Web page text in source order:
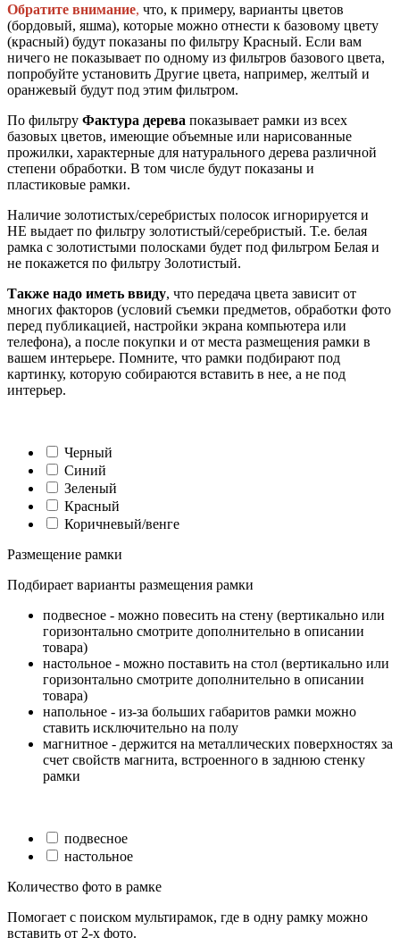
Обратите внимание, что, к примеру, варианты цветов
(бордовый, яшма), которые можно отнести к базовому цвету
(красный) будут показаны по фильтру Красный. Если вам
ничего не показывает по одному из фильтров базового цвета,
попробуйте установить Другие цвета, например, желтый и
оранжевый будут под этим фильтром.
По фильтру Фактура дерева показывает рамки из всех
базовых цветов, имеющие объемные или нарисованные
прожилки, характерные для натурального дерева различной
степени обработки. В том числе будут показаны и
пластиковые рамки.
Наличие золотистых/серебристых полосок игнорируется и
НЕ выдает по фильтру золотистый/серебристый. Т.е. белая
рамка с золотистыми полосками будет под фильтром Белая и
не покажется по фильтру Золотистый.
Также надо иметь ввиду, что передача цвета зависит от
многих факторов (условий съемки предметов, обработки фото
перед публикацией, настройки экрана компьютера или
телефона), а после покупки и от места размещения рамки в
вашем интерьере. Помните, что рамки подбирают под
картинку, которую собираются вставить в нее, а не под
интерьер.
Черный
Синий
Зеленый
Красный
Коричневый/венге
Размещение рамки
Подбирает варианты размещения рамки
подвесное - можно повесить на стену (вертикально или
горизонтально смотрите дополнительно в описании
товара)
настольное - можно поставить на стол (вертикально или
горизонтально смотрите дополнительно в описании
товара)
напольное - из-за больших габаритов рамки можно
ставить исключительно на полу
магнитное - держится на металлических поверхностях за
счет свойств магнита, встроенного в заднюю стенку
рамки
подвесное
настольное
Количество фото в рамке
Помогает с поиском мультирамок, где в одну рамку можно
вставить от 2-х фото.